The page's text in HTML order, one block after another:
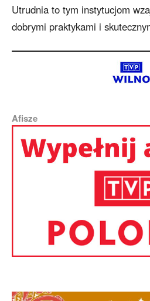
Utrudnia to tym instytucjom
dobrymi praktykami i
Afisze